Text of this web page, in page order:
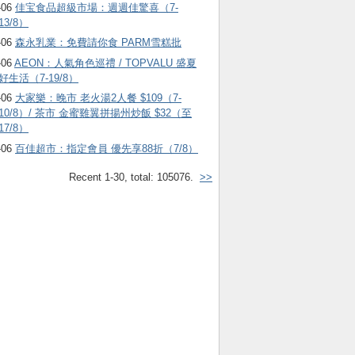
佳宝食品超級市場：週週佳驚喜（7-
13/8）
森永乳業：免費請你食 PARM雪糕批
AEON：人氣角色巡禮 / TOPVALU 盛夏
生活（7-19/8）
大家樂：晚市 老火湯2人餐 $109（7-
10/8）/ 茶市 金蜜雞翼拼揚州炒飯 $32（至
17/8）
百佳超市：指定會員 優先享88折（7/8）
Recent 1-30, total: 105076. >>